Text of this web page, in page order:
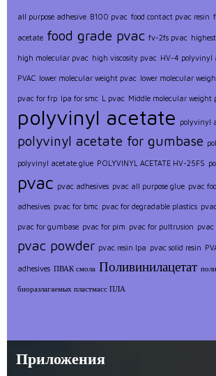
all purpose adhesive B100 pvac food contact pvac resin
acetate food grade pvac fv-2fs pvac
high molecular pvac high viscosity pvac HV-4 polyvinyl
PVAC lower molecular weight pvac lower molecular
pvac for frp lpa for smc L pvac Middle molecular weight
polyvinyl acetate polyvinyl
polyvinyl acetate for gumbase
polyvinyl acetate glue POLYVINYL ACETATE HV-25FS
pvac pvac adhesives pvac all purpose glue pvac
adhesives pvac for bmc pvac for degradable plastics
pvac for gumbase pvac for pim pvac for pultrusion pvac
pvac powder pvac resin lpa pvac solid resin
adhesives ПВАК смола Поливинилацетат
биоразлагаемых пластмасс ПЛА
Приложения